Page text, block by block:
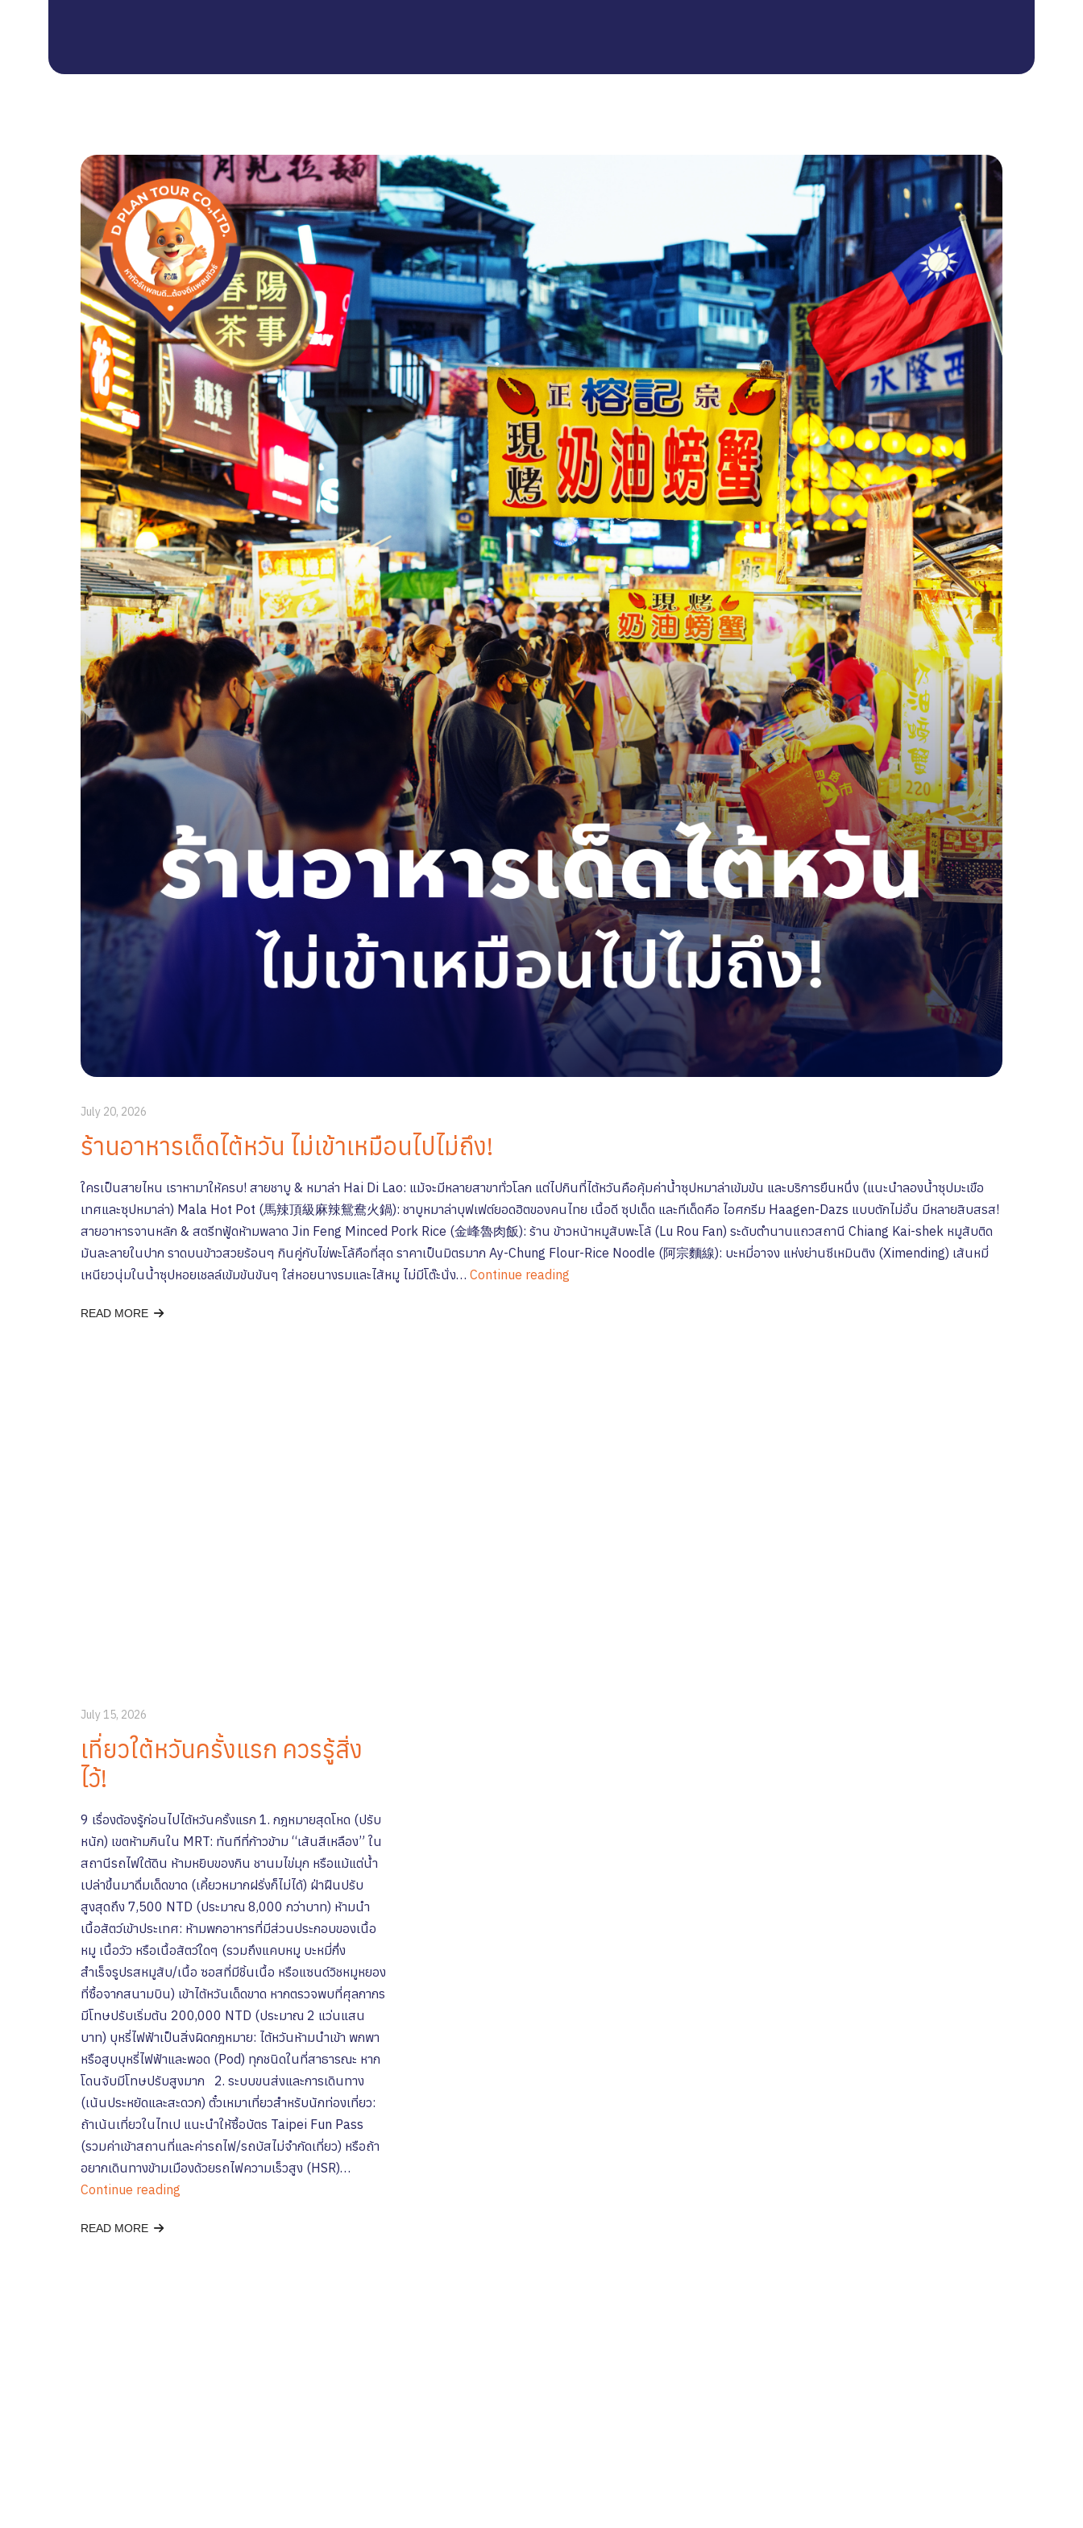
July 20, 2026
ร้านอาหารเด็ดไต้หวัน ไม่เข้าเหมือนไปไม่ถึง!
ใครเป็นสายไหน เราหามาให้ครบ! สายชาบู & หมาล่า Hai Di Lao: แม้จะมีหลายสาขาทั่วโลก แต่ไปกินที่ไต้หวันคือคุ้มค่าน้ำซุปหมาล่าเข้มข้น และบริการยืนหนึ่ง (แนะนำลองน้ำซุปมะเขือ
เทศและซุปหมาล่า) Mala Hot Pot (馬辣頂級麻辣鴛鴦火鍋): ชาบูหมาล่าบุฟเฟต์ยอดฮิตของคนไทย เนื้อดี ซุปเด็ด และทีเด็ดคือ ไอศกรีม Haagen-Dazs แบบตักไม่อั้น มีหลายสิบสรส!
สายอาหารจานหลัก & สตรีทฟู้ดห้ามพลาด Jin Feng Minced Pork Rice (金峰魯肉飯): ร้าน ข้าวหน้าหมูสับพะโล้ (Lu Rou Fan) ระดับตำนานแถวสถานี Chiang Kai-shek หมูสับติด
มันละลายในปาก ราดบนข้าวสวยร้อนๆ กินคู่กับไข่พะโล้คือที่สุด ราคาเป็นมิตรมาก Ay-Chung Flour-Rice Noodle (阿宗麵線): บะหมี่อาจง แห่งย่านซีเหมินติง (Ximending) เส้นหมี่
เหนียวนุ่มในน้ำซุปหอยเชลล์เข้มข้นข้นๆ ใส่หอยนางรมและไส้หมู ไม่มีโต๊ะนั่ง… Continue reading
READ MORE
July 15, 2026
เที่ยวใต้หวันครั้งแรก ควรรู้สิ่ง
ไว้!
9 เรื่องต้องรู้ก่อนไปไต้หวันครั้งแรก 1. กฎหมายสุดโหด (ปรับ
หนัก) เขตห้ามกินใน MRT: ทันทีที่ก้าวข้าม “เส้นสีเหลือง” ใน
สถานีรถไฟใต้ดิน ห้ามหยิบของกิน ชานมไข่มุก หรือแม้แต่น้ำ
เปล่าขึ้นมาดื่มเด็ดขาด (เคี้ยวหมากฝรั่งก็ไม่ได้) ฝ่าฝืนปรับ
สูงสุดถึง 7,500 NTD (ประมาณ 8,000 กว่าบาท) ห้ามนำ
เนื้อสัตว์เข้าประเทศ: ห้ามพกอาหารที่มีส่วนประกอบของเนื้อ
หมู เนื้อวัว หรือเนื้อสัตว์ใดๆ (รวมถึงแคบหมู บะหมี่กึ่ง
สำเร็จรูปรสหมูสับ/เนื้อ ซอสที่มีชิ้นเนื้อ หรือแซนด์วิชหมูหยอง
ที่ซื้อจากสนามบิน) เข้าไต้หวันเด็ดขาด หากตรวจพบที่ศุลกากร
มีโทษปรับเริ่มต้น 200,000 NTD (ประมาณ 2 แว่นแสน
บาท) บุหรี่ไฟฟ้าเป็นสิ่งผิดกฎหมาย: ไต้หวันห้ามนำเข้า พกพา
หรือสูบบุหรี่ไฟฟ้าและพอด (Pod) ทุกชนิดในที่สาธารณะ หาก
โดนจับมีโทษปรับสูงมาก 2. ระบบขนส่งและการเดินทาง
(เน้นประหยัดและสะดวก) ตั๋วเหมาเที่ยวสำหรับนักท่องเที่ยว:
ถ้าเน้นเที่ยวในไทเป แนะนำให้ซื้อบัตร Taipei Fun Pass
(รวมค่าเข้าสถานที่และค่ารถไฟ/รถบัสไม่จำกัดเที่ยว) หรือถ้า
อยากเดินทางข้ามเมืองด้วยรถไฟความเร็วสูง (HSR)…
Continue reading
READ MORE